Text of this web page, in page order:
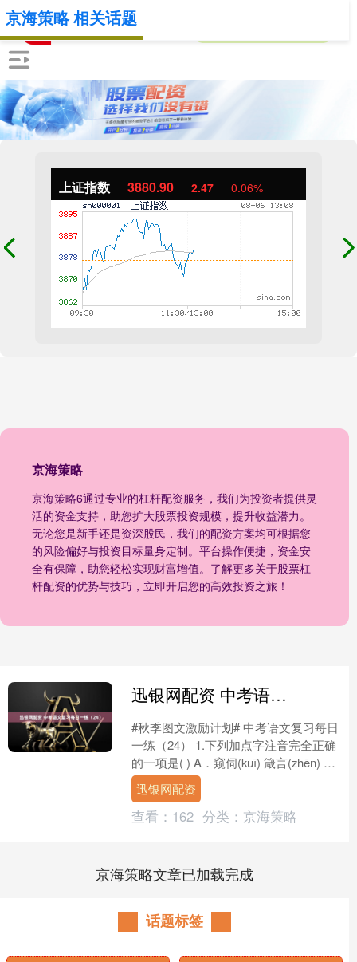
上证指数 3880.90 2.47 0.06%
京海策略
京海策略6通过专业的杠杆配资服务，我们为投资者提供灵
活的资金支持，助您扩大股票投资规模，提升收益潜力。
无论您是新手还是资深股民，我们的配资方案均可根据您
的风险偏好与投资目标量身定制。平台操作便捷，资金安
全有保障，助您轻松实现财富增值。了解更多关于股票杠
杆配资的优势与技巧，立即开启您的高效投资之旅！
京海策略 相关话题
迅银网配资 中考语文复习每日一练（24）
#秋季图文激励计划# 中考语文复习每日
一练（24） 1.下列加点字注音完全正确
的一项是( ) A．窥伺(kuī) 箴言(zhēn) 阳
光和煦(xù) 锲而不舍(....
迅银网配资
查看： 162 分类： 京海策略
京海策略文章已加载完成
话题标签